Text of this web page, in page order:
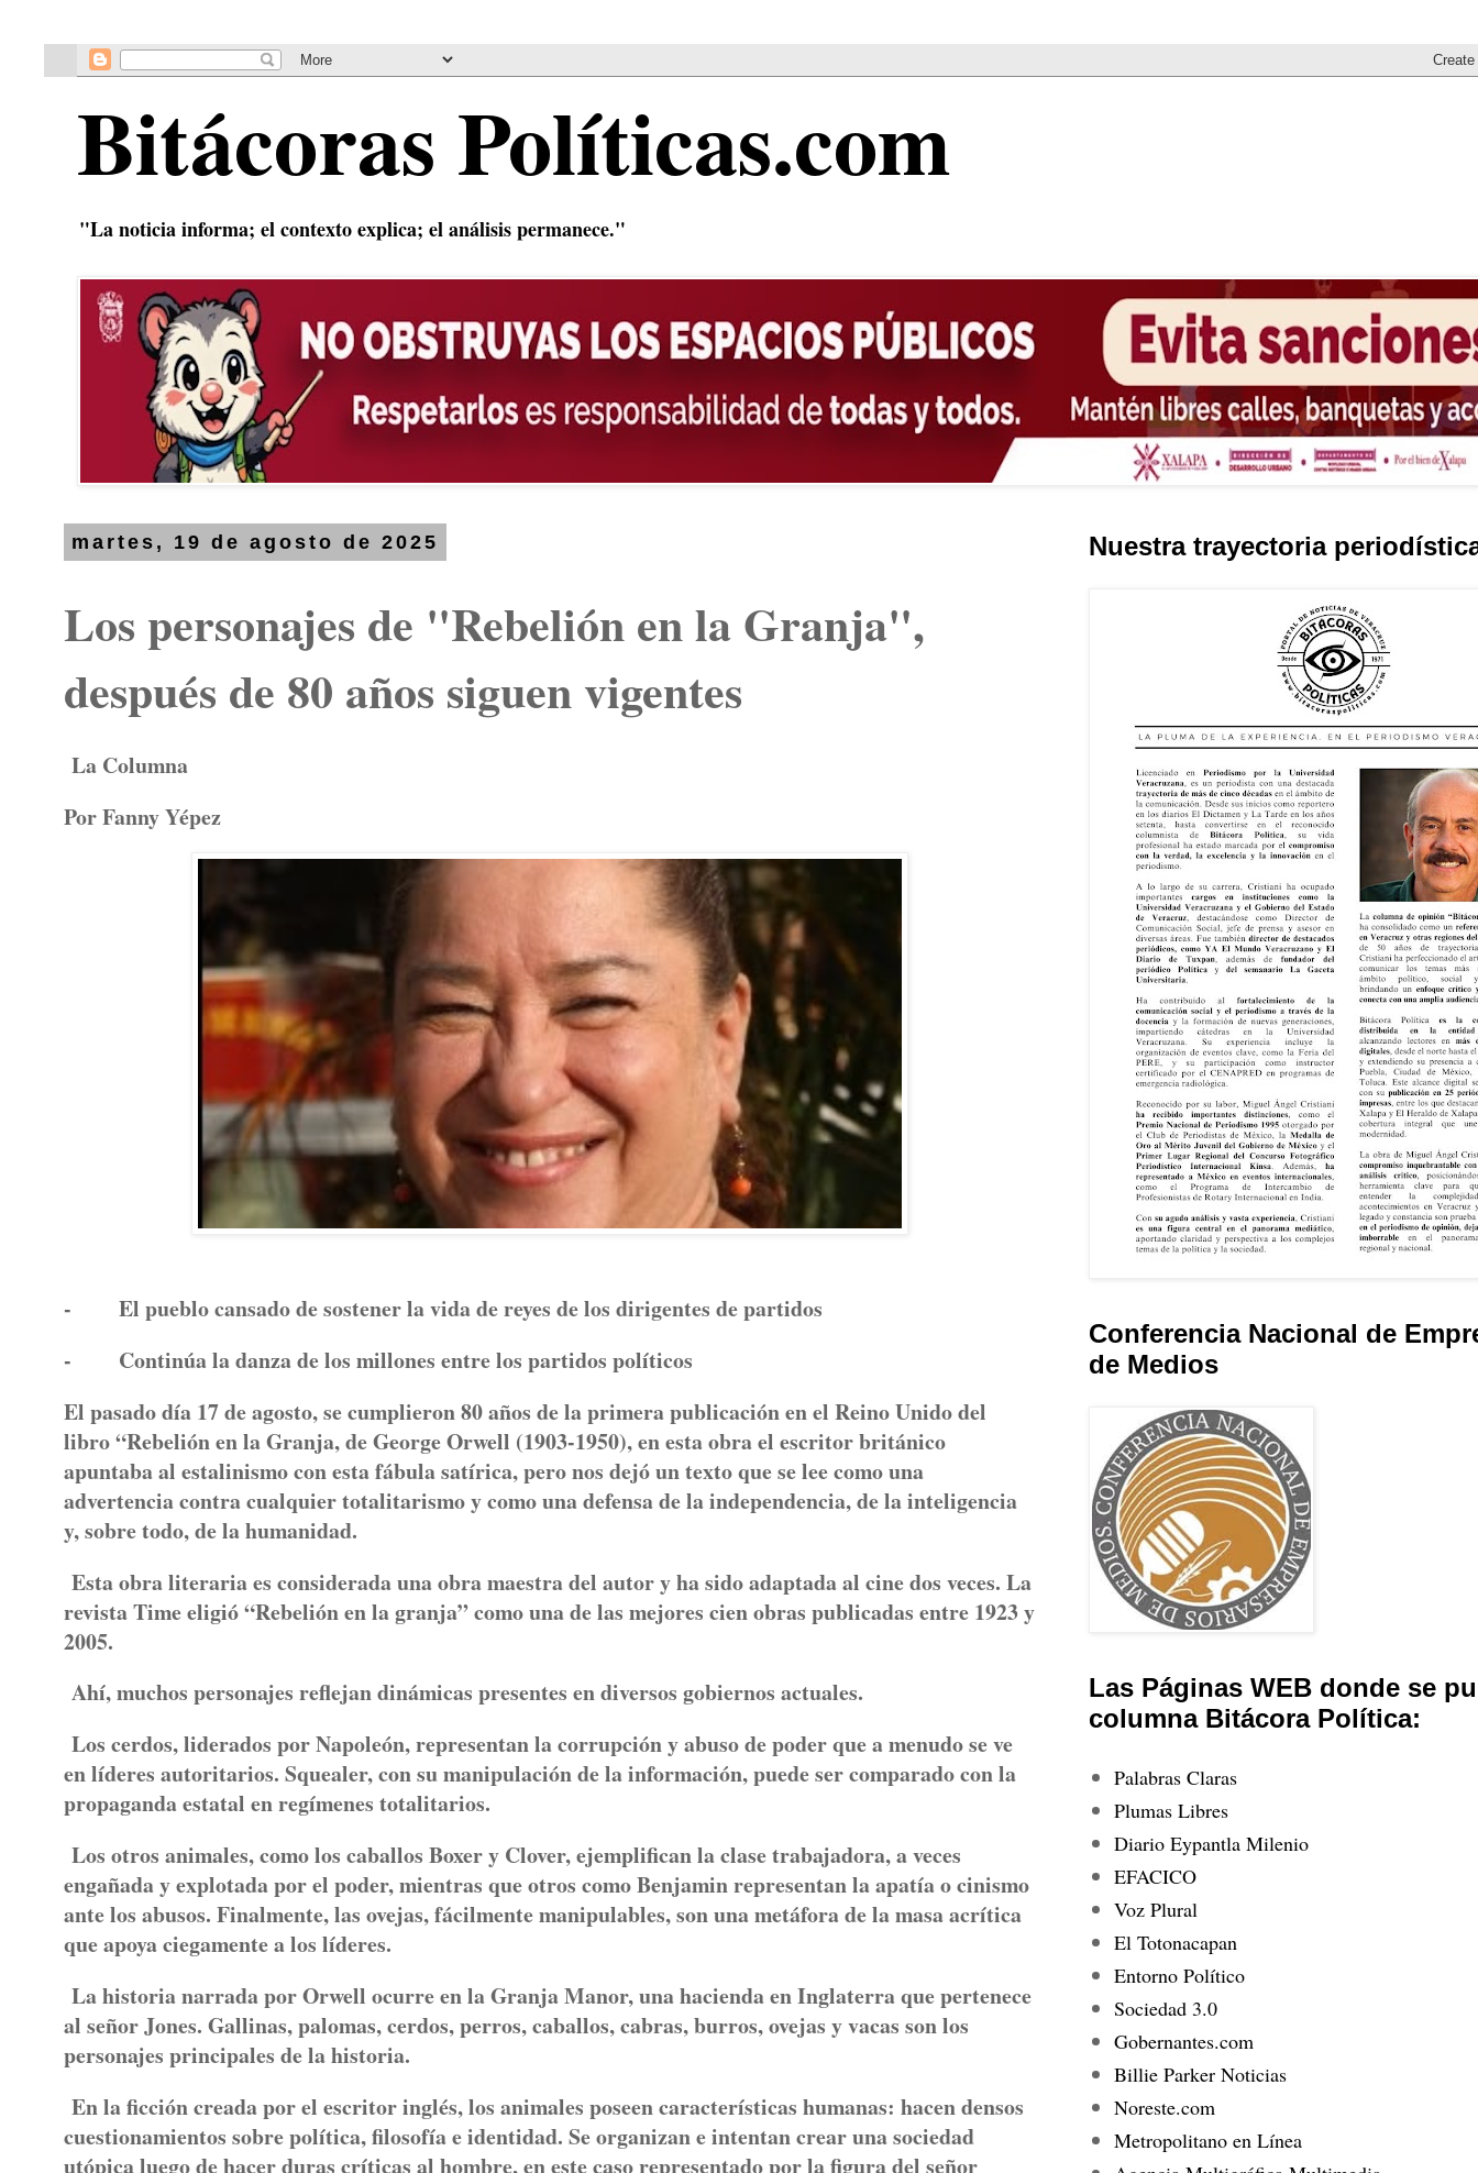
Bitácoras Políticas.com
"La noticia informa; el contexto explica; el análisis permanece."
martes, 19 de agosto de 2025
Los personajes de "Rebelión en la Granja",
después de 80 años siguen vigentes
La Columna
Por Fanny Yépez
- El pueblo cansado de sostener la vida de reyes de los dirigentes de partidos
- Continúa la danza de los millones entre los partidos políticos
El pasado día 17 de agosto, se cumplieron 80 años de la primera publicación en el Reino Unido del
libro “Rebelión en la Granja, de George Orwell (1903-1950), en esta obra el escritor británico
apuntaba al estalinismo con esta fábula satírica, pero nos dejó un texto que se lee como una
advertencia contra cualquier totalitarismo y como una defensa de la independencia, de la inteligencia
y, sobre todo, de la humanidad.
Esta obra literaria es considerada una obra maestra del autor y ha sido adaptada al cine dos veces. La
revista Time eligió “Rebelión en la granja” como una de las mejores cien obras publicadas entre 1923 y
2005.
Ahí, muchos personajes reflejan dinámicas presentes en diversos gobiernos actuales.
Los cerdos, liderados por Napoleón, representan la corrupción y abuso de poder que a menudo se ve
en líderes autoritarios. Squealer, con su manipulación de la información, puede ser comparado con la
propaganda estatal en regímenes totalitarios.
Los otros animales, como los caballos Boxer y Clover, ejemplifican la clase trabajadora, a veces
engañada y explotada por el poder, mientras que otros como Benjamin representan la apatía o cinismo
ante los abusos. Finalmente, las ovejas, fácilmente manipulables, son una metáfora de la masa acrítica
que apoya ciegamente a los líderes.
La historia narrada por Orwell ocurre en la Granja Manor, una hacienda en Inglaterra que pertenece
al señor Jones. Gallinas, palomas, cerdos, perros, caballos, cabras, burros, ovejas y vacas son los
personajes principales de la historia.
En la ficción creada por el escritor inglés, los animales poseen características humanas: hacen densos
cuestionamientos sobre política, filosofía e identidad. Se organizan e intentan crear una sociedad
utópica luego de hacer duras críticas al hombre, en este caso representado por la figura del señor
Nuestra trayectoria
Conferencia Nacional de
de Medios
Las Páginas WEB donde se
columna Bitácora Política:
Palabras Claras
Plumas Libres
Diario Eypantla Milenio
EFACICO
Voz Plural
El Totonacapan
Entorno Político
Sociedad 3.0
Gobernantes.com
Billie Parker Noticias
Noreste.com
Metropolitano en Línea